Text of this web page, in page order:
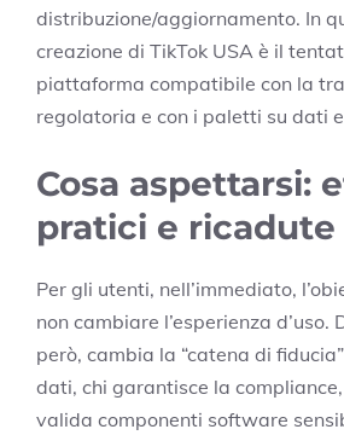
distribuzione/aggiornamento. In
creazione di TikTok USA è il
piattaforma compatibile con la
regolatoria e con i paletti su dati
Cosa aspettarsi:
pratici e
Per gli utenti, nell’immediato,
non cambiare l’esperienza d’uso.
però, cambia la “catena di
dati, chi garantisce la
valida componenti software